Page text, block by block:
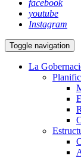
facebook
youtube
Instagram
Toggle navigation
La